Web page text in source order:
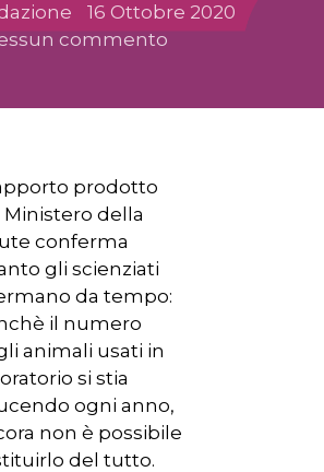
16 Ottobre 2020
commento
prodotto
Ministero della
conferma
gli scienziati
da tempo:
il numero
animali usati in
si stia
ogni anno,
non è possibile
del tutto.